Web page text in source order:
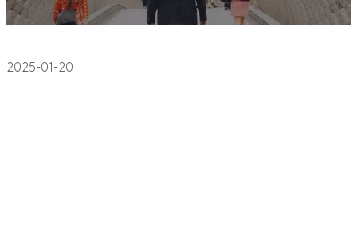
2025-01-20